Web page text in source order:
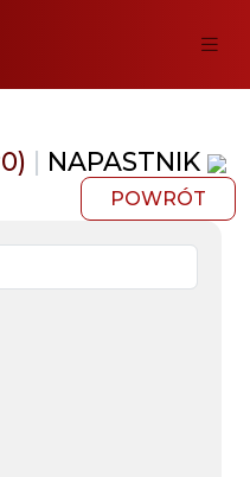
| NAPASTNIK
POWRÓT